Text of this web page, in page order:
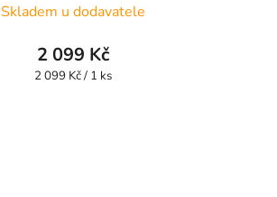
Skladem u dodavatele
2 099 Kč
Měrná
2 099 Kč / 1 ks